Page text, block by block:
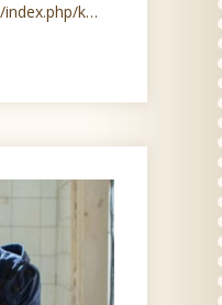
kultura/108743-